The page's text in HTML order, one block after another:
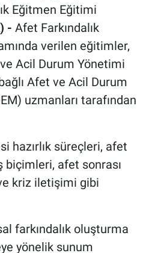
Eğitmen Eğitimi
- Afet Farkındalık
verilen eğitimler,
Acil Durum Yönetimi
Afet ve Acil Durum
uzmanları tarafından
hazırlık süreçleri, afet
biçimleri, afet sonrası
kriz iletişimi gibi
farkındalık oluşturma
yönelik sunum